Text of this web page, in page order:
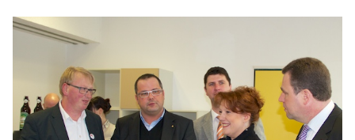
PARTEIGERICHT
IM LANDTAG
IN DER LANDESREGIERUNG
IM BUNDESTAG
IM EUROPÄISCHEN PARLAMENT